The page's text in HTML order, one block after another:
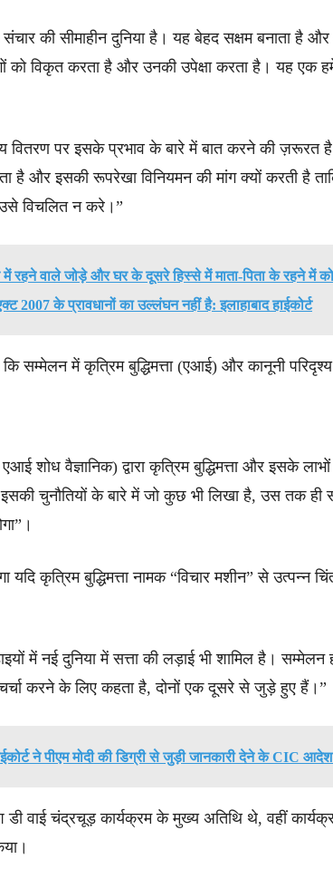
की सीमाहीन दुनिया है। यह बेहद सक्षम बनाता है
को विकृत करता है और उनकी उपेक्षा करता है। यह एक
वितरण पर इसके प्रभाव के बारे में बात करने की ज़रूरत
और इसकी रूपरेखा विनियमन की मांग क्यों करती है
उसे विचलित न करे।”
रहने वाले जोड़े और घर के दूसरे हिस्से में माता-पिता के रहने में
2007 के प्रावधानों का उल्लंघन नहीं है: इलाहाबाद हाईकोर्ट
सम्मेलन में कृत्रिम बुद्धिमत्ता (एआई) और कानूनी परिदृश्य
शोध वैज्ञानिक) द्वारा कृत्रिम बुद्धिमत्ता और इसके
चुनौतियों के बारे में जो कुछ भी लिखा है, उस तक ही
यदि कृत्रिम बुद्धिमत्ता नामक “विचार मशीन” से उत्पन्न
में नई दुनिया में सत्ता की लड़ाई भी शामिल है।
चर्चा करने के लिए कहता है, दोनों एक दूसरे से जुड़े हुए हैं।”
ने पीएम मोदी की डिग्री से जुड़ी जानकारी देने के CIC आदेश
डी वाई चंद्रचूड़ कार्यक्रम के मुख्य अतिथि थे, वहीं